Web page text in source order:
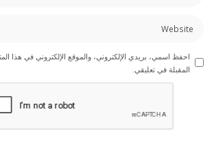
احفظ اسمي، بريدي الإلكتروني، والموقع الإلكتروني في هذا
المقبلة في تعليقي.